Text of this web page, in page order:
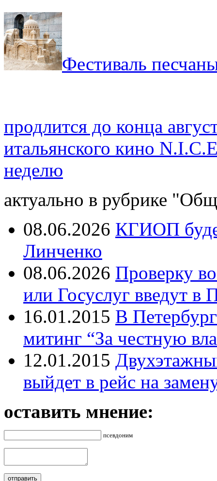
Фестиваль
продлится до конца
итальянского кино
неделю
актуально в рубрике
08.06.2026 КГИОП
Линченко
08.06.2026 Проверку
или Госуслуг введут в
16.01.2015 В
митинг “За честную
12.01.2015
выйдет в рейс на
оставить мнение:
псевдоним